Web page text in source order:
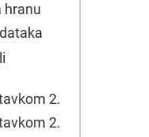
hranu
2.
2.